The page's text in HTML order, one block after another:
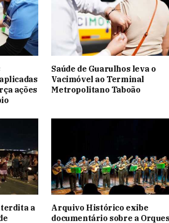
ações
Saúde de Guarulhos leva o
Vacimóvel ao Terminal
Metropolitano Taboão
a
Arquivo Histórico exibe
documentário sobre a